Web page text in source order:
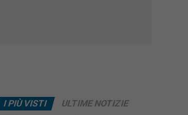
I PIÙ VISTI ULTIME NOTIZIE